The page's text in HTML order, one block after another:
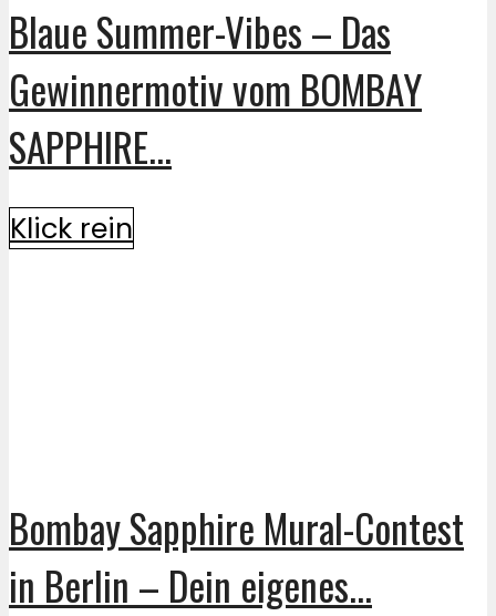
Blaue Summer-Vibes – Das
Gewinnermotiv vom BOMBAY
SAPPHIRE...
Klick rein
Bombay Sapphire Mural-Contest
in Berlin – Dein eigenes...